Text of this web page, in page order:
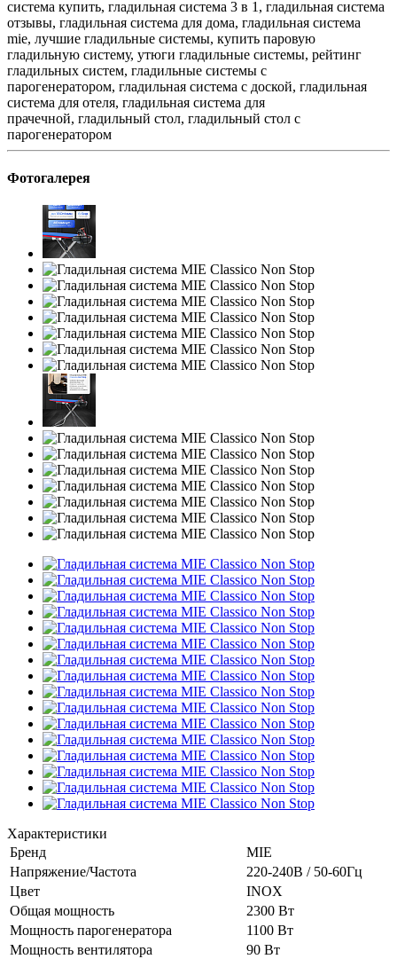
система купить, гладильная система 3 в 1, гладильная система
отзывы, гладильная система для дома, гладильная система
mie, лучшие гладильные системы, купить паровую
гладильную систему, утюги гладильные системы, рейтинг
гладильных систем, гладильные системы с
парогенератором, гладильная система с доской, гладильная
система для отеля, гладильная система для
прачечной, гладильный стол, гладильный стол с
парогенератором
Фотогалерея
Характеристики
Бренд
MIE
Напряжение/Частота
220-240В / 50-60Гц
Цвет
INOX
Общая мощность
2300 Вт
Мощность парогенератора
1100 Вт
Мощность вентилятора
90 Вт